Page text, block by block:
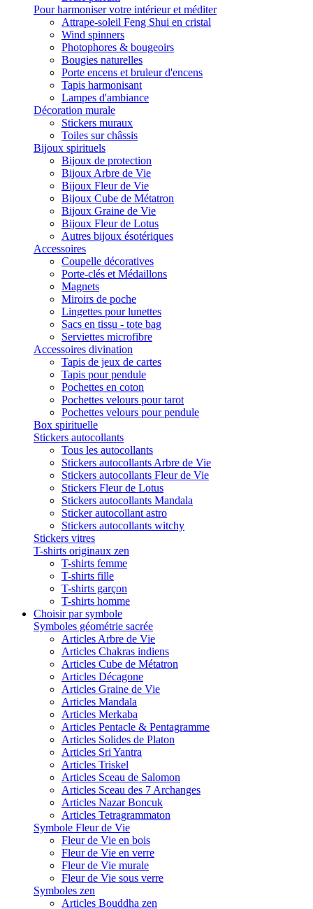
Pour harmoniser votre intérieur et méditer
Attrape-soleil Feng Shui en cristal
Wind spinners
Photophores & bougeoirs
Bougies naturelles
Porte encens et bruleur d'encens
Tapis harmonisant
Lampes d'ambiance
Décoration murale
Stickers muraux
Toiles sur châssis
Bijoux spirituels
Bijoux de protection
Bijoux Arbre de Vie
Bijoux Fleur de Vie
Bijoux Cube de Métatron
Bijoux Graine de Vie
Bijoux Fleur de Lotus
Autres bijoux ésotériques
Accessoires
Coupelle décoratives
Porte-clés et Médaillons
Magnets
Miroirs de poche
Lingettes pour lunettes
Sacs en tissu - tote bag
Serviettes microfibre
Accessoires divination
Tapis de jeux de cartes
Tapis pour pendule
Pochettes en coton
Pochettes velours pour tarot
Pochettes velours pour pendule
Box spirituelle
Stickers autocollants
Tous les autocollants
Stickers autocollants Arbre de Vie
Stickers autocollants Fleur de Vie
Stickers Fleur de Lotus
Stickers autocollants Mandala
Sticker autocollant astro
Stickers autocollants witchy
Stickers vitres
T-shirts originaux zen
T-shirts femme
T-shirts fille
T-shirts garçon
T-shirts homme
Choisir par symbole
Symboles géométrie sacrée
Articles Arbre de Vie
Articles Chakras indiens
Articles Cube de Métatron
Articles Décagone
Articles Graine de Vie
Articles Mandala
Articles Merkaba
Articles Pentacle & Pentagramme
Articles Solides de Platon
Articles Sri Yantra
Articles Triskel
Articles Sceau de Salomon
Articles Sceau des 7 Archanges
Articles Nazar Boncuk
Articles Tetragrammaton
Symbole Fleur de Vie
Fleur de Vie en bois
Fleur de Vie en verre
Fleur de Vie murale
Fleur de Vie sous verre
Symboles zen
Articles Bouddha zen